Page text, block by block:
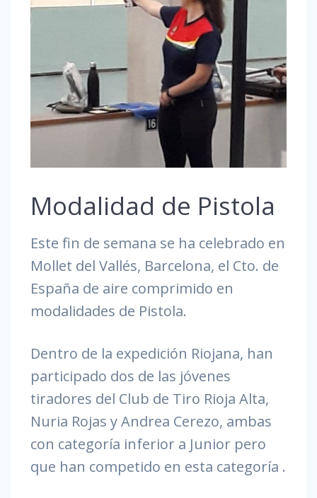
Modalidad de Pistola
Este fin de semana se ha celebrado en
Mollet del Vallés, Barcelona, el Cto. de
España de aire comprimido en
modalidades de Pistola.
Dentro de la expedición Riojana, han
participado dos de las jóvenes
tiradores del Club de Tiro Rioja Alta,
Nuria Rojas y Andrea Cerezo, ambas
con categoría inferior a Junior pero
que han competido en esta categoría .